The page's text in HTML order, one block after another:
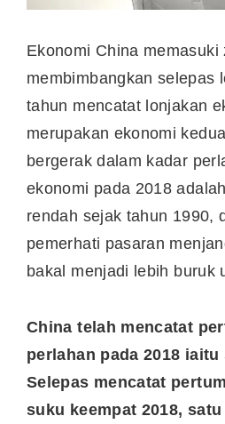
Ekonomi China memasuki
membimbangkan selepas
tahun mencatat lonjakan
merupakan ekonomi
bergerak dalam kadar
ekonomi pada 2018
rendah sejak tahun 1990,
pemerhati pasaran
bakal menjadi lebih buruk
China telah mencatat
perlahan pada 2018 iaitu
Selepas mencatat
suku keempat 2018,